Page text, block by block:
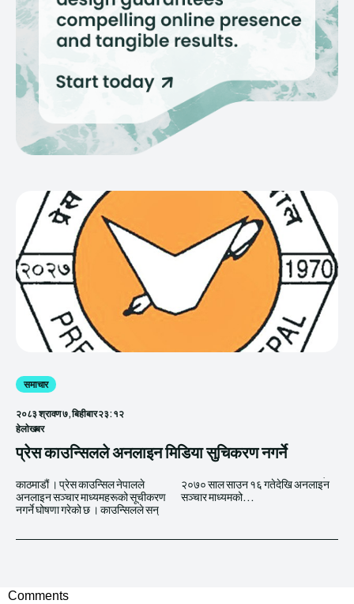
समाचार
२०८३ श्रावण ७, बिहीबार २३:१२
हेलाेखबर
प्रेस काउन्सिलले अनलाइन मिडिया सुचिकरण नगर्ने
काठमाडौं । प्रेस काउन्सिल नेपालले
अनलाइन सञ्चार माध्यमहरूको सूचीकरण
नगर्ने घोषणा गरेको छ । काउन्सिलले सन्
२०७० साल साउन १६ गतेदेखि अनलाइन
सञ्चार माध्यमको...
Comments